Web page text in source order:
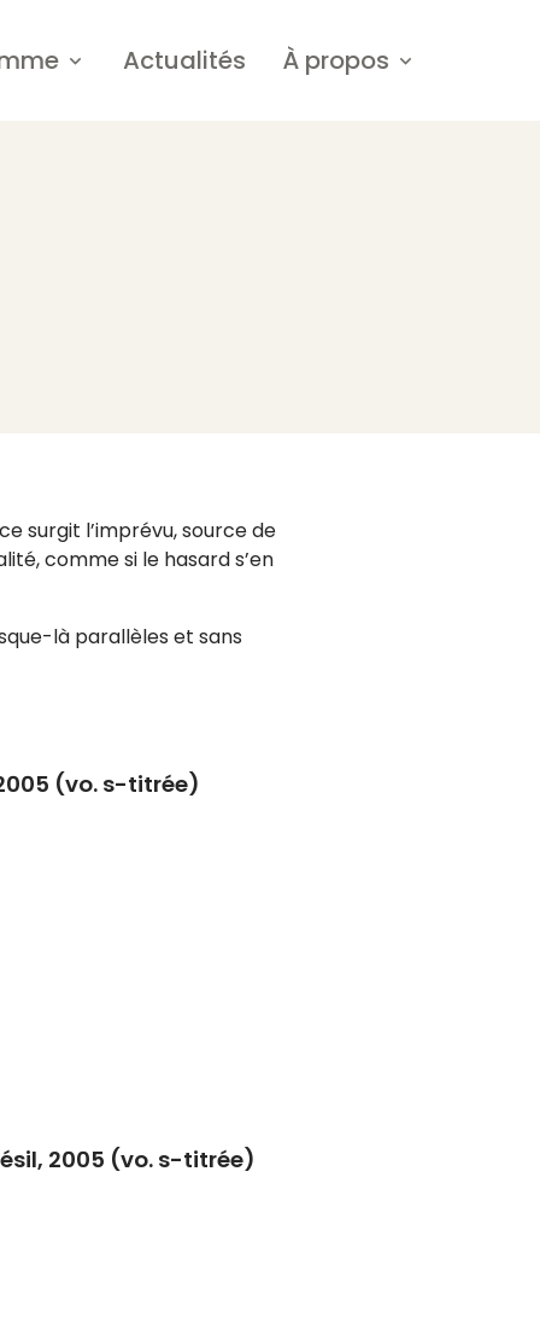
chevron_right Actualités À propos chevron_right
surgit l’imprévu, source de
comme si le hasard s’en
là parallèles et sans
(vo. s-titrée)
2005 (vo. s-titrée)